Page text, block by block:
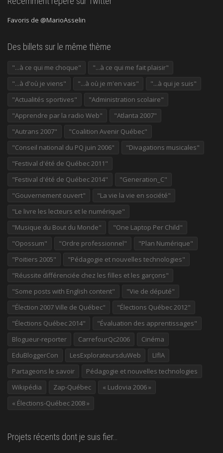
Favoris de @MarioAsselin
Des billets sur le même thème
"...à ce qui me choque"
"...à ce qui me fait plaisir"
"...à d'où je viens"
"...à où je m'en vais"
"...à qui je suis"
"Actualités sportives"
"Administration scolaire"
"Apprendre par la radio Web"
"Atlanta 2007"
"Autrans 2007"
"Coalition Avenir Québec"
"Conseil national du PQ juin 2006"
"Divagations musicales"
"Festival d'été de Québec 2011"
"Festival d'été de Québec 2014"
"Generation_C"
"Gouvernement ouvert"
"La vie la vie en société"
"Le livre les lecteurs et le numérique"
"Musique du Bout du Monde"
"One Laptop Per Child"
"Opossum"
"Ordre professionnel"
"Plan Numérique"
"Poitiers 2005"
"Pédagogie et nouvelles technologies"
"Réussite différenciée chez les filles et les garçons"
"Some posts with English content"
"Vie de député"
"Élection 2007 Ville de Québec"
"Élections Québec 2012"
"Élections Québec 2014"
"Évaluation des apprentissages"
Blogueur-reporter
CarrefourQc2006
Cinéma
EduBloggerCon
LesExplorateursduWeb
LIfIA
Partageons le savoir
Pédagogie et nouvelles technologies
Wikipédia
Zap-Québec
« Ludovia 2006 »
« Élections-Québec 2008 »
Projets récents dont je suis fier…